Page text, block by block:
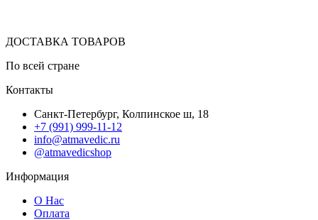
ДОСТАВКА ТОВАРОВ
По всей стране
Контакты
Санкт-Петербург, Колпинское ш, 18
+7 (991) 999-11-12
info@atmavedic.ru
@atmavedicshop
Информация
О Нас
Оплата